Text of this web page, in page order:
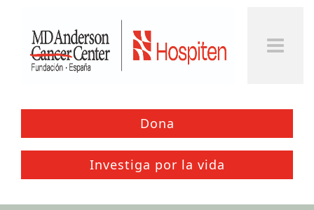
Dona
Investiga por la vida